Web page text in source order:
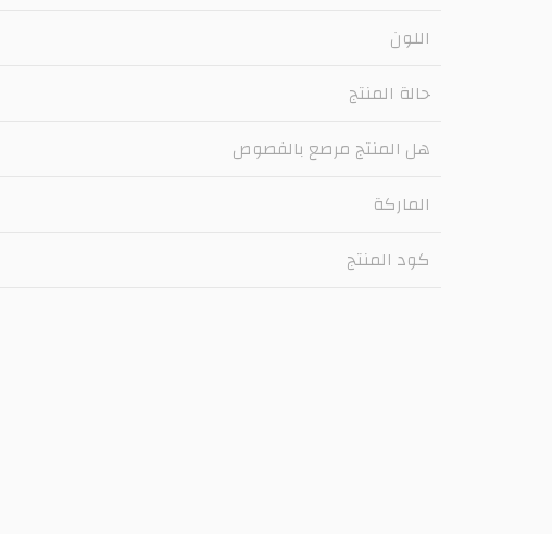
اللون
حالة المنتج
هل المنتج مرصع بالفصوص
الماركة
كود المنتج